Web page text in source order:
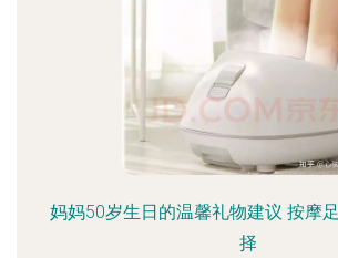
妈妈50岁生日的温馨礼物建议 按摩
择